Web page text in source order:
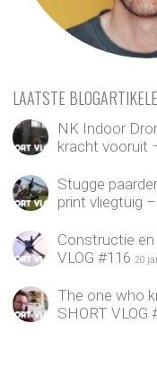
LAATSTE
NK Indoor
kracht vooruit
Stugge
print vliegtuig
Constructie
VLOG #116 20
The one who
SHORT VLOG